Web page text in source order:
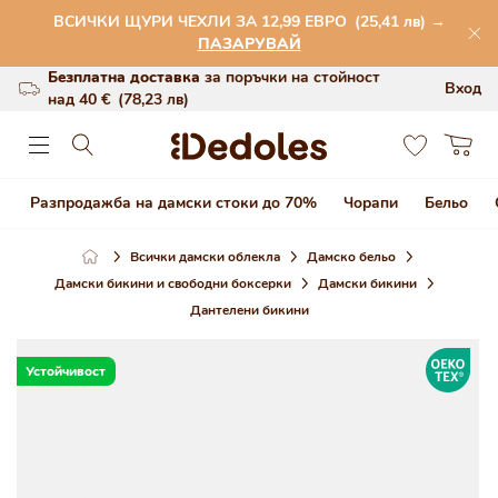
съдържанието
ВСИЧКИ ЩУРИ ЧЕХЛИ ЗА 12,99 ЕВРО (25,41 лв) →
ПАЗАРУВАЙ
(60.231 Отзиви)
Безплатна доставка за поръчки на стойност
над40 € (78,23 лв)
Връщане на стоката в рамките на 100 дни
Вход
Количка
Разпродажба на дамски стоки до 70% Чорапи Бельо
Всички дамски облекла
Дамско бельо
Дамски бикини и свободни боксерки
Дамски бикини
Дантелени бикини
Устойчивост
за продукта